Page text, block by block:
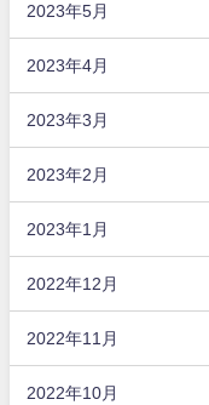
2023年5月
2023年4月
2023年3月
2023年2月
2023年1月
2022年12月
2022年11月
2022年10月